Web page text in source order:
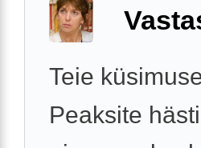
Teie
Peaksite